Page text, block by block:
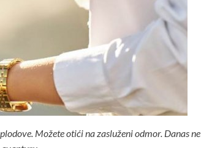
Možete otići na zasluženi odmor. Danas ne